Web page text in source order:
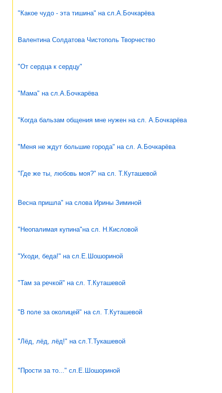
"Какое чудо - эта тишина" на сл.А.Бочкарёва
Валентина Солдатова Чистополь Творчество
"От сердца к сердцу"
"Мама" на сл.А.Бочкарёва
"Когда бальзам общения мне нужен на сл. А.Бочкарёва
"Меня не ждут большие города" на сл. А.Бочкарёва
"Где же ты, любовь моя?" на сл. Т.Куташевой
Весна пришла" на слова Ирины Зиминой
"Неопалимая купина"на сл. Н.Кисловой
"Уходи, беда!" на сл.Е.Шошориной
"Там за речкой" на сл. Т.Куташевой
"В поле за околицей" на сл. Т.Куташевой
"Лёд, лёд, лёд!" на сл.Т.Тукашевой
"Прости за то..." сл.Е.Шошориной